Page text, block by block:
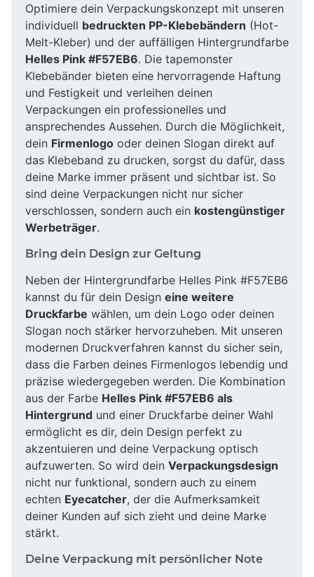
Optimiere dein Verpackungskonzept mit unseren
individuell bedruckten PP-Klebebändern (Hot-
Melt-Kleber) und der auffälligen Hintergrundfarbe
Helles Pink #F57EB6. Die tapemonster
Klebebänder bieten eine hervorragende Haftung
und Festigkeit und verleihen deinen
Verpackungen ein professionelles und
ansprechendes Aussehen. Durch die Möglichkeit,
dein Firmenlogo oder deinen Slogan direkt auf
das Klebeband zu drucken, sorgst du dafür, dass
deine Marke immer präsent und sichtbar ist. So
sind deine Verpackungen nicht nur sicher
verschlossen, sondern auch ein kostengünstiger
Werbeträger.
Bring dein Design zur Geltung
Neben der Hintergrundfarbe Helles Pink #F57EB6
kannst du für dein Design eine weitere
Druckfarbe wählen, um dein Logo oder deinen
Slogan noch stärker hervorzuheben. Mit unseren
modernen Druckverfahren kannst du sicher sein,
dass die Farben deines Firmenlogos lebendig und
präzise wiedergegeben werden. Die Kombination
aus der Farbe Helles Pink #F57EB6 als
Hintergrund und einer Druckfarbe deiner Wahl
ermöglicht es dir, dein Design perfekt zu
akzentuieren und deine Verpackung optisch
aufzuwerten. So wird dein Verpackungsdesign
nicht nur funktional, sondern auch zu einem
echten Eyecatcher, der die Aufmerksamkeit
deiner Kunden auf sich zieht und deine Marke
stärkt.
Deine Verpackung mit persönlicher Note